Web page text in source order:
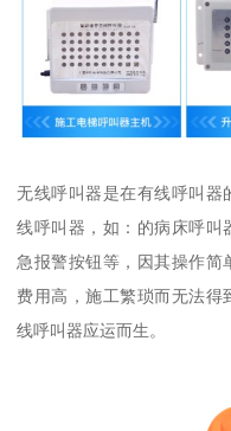
无线呼叫器是在有线呼叫器
线呼叫器，如：的病床呼叫
急报警按钮等，因其操作简
费用高，施工繁琐而无法得
线呼叫器应运而生。